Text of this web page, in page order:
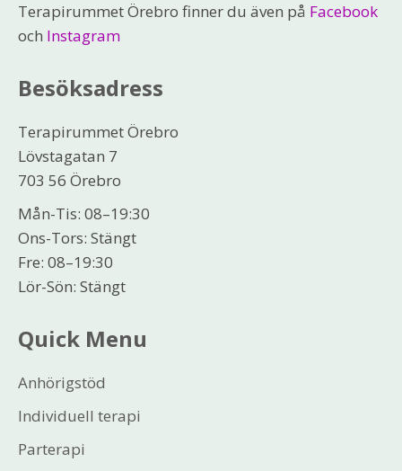
Terapirummet Örebro finner du även på Facebook
och Instagram
Besöksadress
Terapirummet Örebro
Lövstagatan 7
703 56 Örebro
Mån-Tis: 08–19:30
Ons-Tors: Stängt
Fre: 08–19:30
Lör-Sön: Stängt
Quick Menu
Anhörigstöd
Individuell terapi
Parterapi